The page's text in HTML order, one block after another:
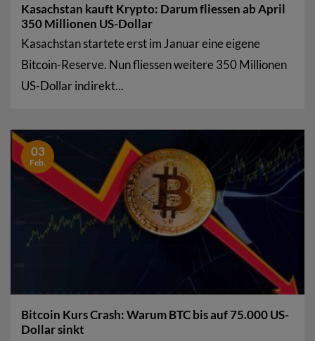
Kasachstan kauft Krypto: Darum fliessen ab April
350 Millionen US-Dollar
Kasachstan startete erst im Januar eine eigene
Bitcoin-Reserve. Nun fliessen weitere 350 Millionen
US-Dollar indirekt...
Bitcoin Kurs Crash: Warum BTC bis auf 75.000 US-
Dollar sinkt
03
Feb.